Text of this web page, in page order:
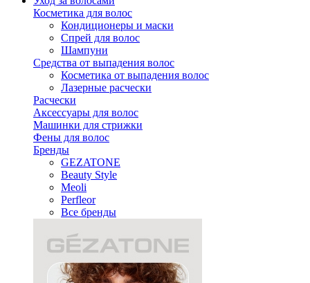
Косметика для волос
Кондиционеры и маски
Спрей для волос
Шампуни
Средства от выпадения волос
Косметика от выпадения волос
Лазерные расчески
Расчески
Аксессуары для волос
Машинки для стрижки
Фены для волос
Бренды
GEZATONE
Beauty Style
Meoli
Perfleor
Все бренды